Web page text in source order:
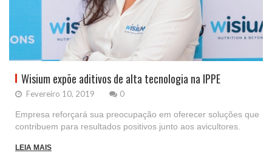
Wisium expõe aditivos de alta tecnologia na IPPE
Fevereiro 10, 2019 0
Empresa reforçará sua preocupação em oferecer soluções que
contribuem para resultados positivos junto aos avicultores.
LEIA MAIS